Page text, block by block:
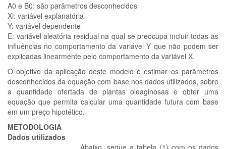
A0 e B0: são parâmetros desconhecidos
Xi: variável explanatória
Y: variável dependente
E: variável aleatória residual na qual se preocupa incluir todas as
influências no comportamento da variável Y que não podem ser
explicadas linearmente pelo comportamento da variável X.
O objetivo da aplicação deste modelo é estimar os parâmetros
desconhecidos da equação com base nos dados utilizados, sobre
a quantidade ofertada de plantas oleaginosas e obter uma
equação que permita calcular uma quantidade futura com base
em um preço hipotético.
METODOLOGIA
Dados utilizados
Abaixo, segue a tabela (1) com os dados